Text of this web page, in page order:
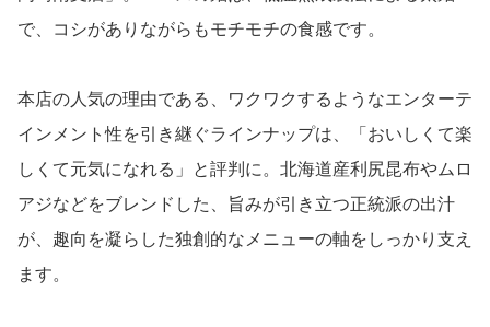
で、コシがありながらもモチモチの食感です。
本店の人気の理由である、ワクワクするようなエンターテ
インメント性を引き継ぐラインナップは、「おいしくて楽
しくて元気になれる」と評判に。北海道産利尻昆布やムロ
アジなどをブレンドした、旨みが引き立つ正統派の出汁
が、趣向を凝らした独創的なメニューの軸をしっかり支え
ます。